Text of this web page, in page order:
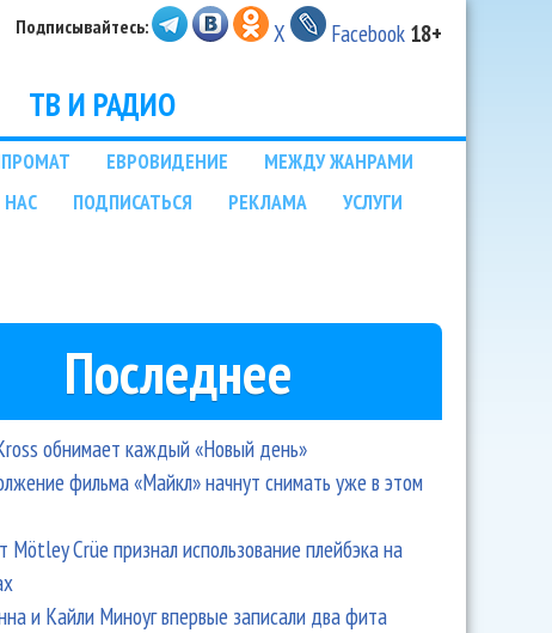
Подписывайтесь: X Facebook 18+
ТВ И РАДИО
ЕВРОВИДЕНИЕ
МЕЖДУ ЖАНРАМИ
НАС ПОДПИСАТЬСЯ РЕКЛАМА
УСЛУГИ
Последнее
обнимает каждый «Новый день»
фильма «Майкл» начнут снимать уже в этом
Mötley Crüe признал использование плейбэка на
и Кайли Миноуг впервые записали два фита